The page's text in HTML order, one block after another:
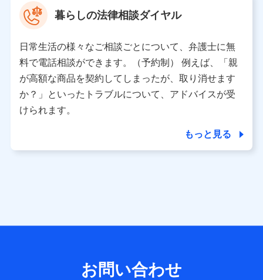
※ 当社および株式会社NTTドコモは、お客さまの情報を利
データ憲章」に定める行動原則を順守します 。
※ パーソナルデータダッシュボードの「第三者提供の管
理」の設定状態にかかわらず、共同利用する場合がありま
※ dポイントクラブ会員ではないお客さま（2019年12月11
日以降、一度もdポイントクラブ会員であったことがないお
個人データは、こちら の利用目的の範囲内に限って共同利
用します。
サービス提供等を通じて取得した、以下の情報などの個人デ
暮らしの法律相談ダイヤル
日常生活の様々なご相談ごとについて、弁護士に無
料で電話相談ができます。（予約制） 例えば、「親
が高額な商品を契約してしまったが、取り消せます
か？」といったトラブルについて、アドバイスが受
けられます。
もっと見る
お問い合わせ